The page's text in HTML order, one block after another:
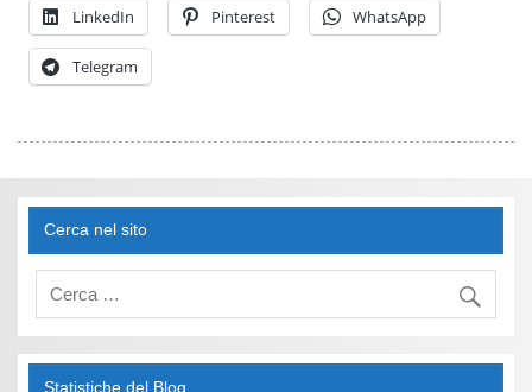
LinkedIn Pinterest WhatsApp
Telegram
Cerca nel sito
Statistiche del Blog